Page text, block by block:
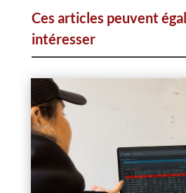
Ces articles peuvent
intéresser